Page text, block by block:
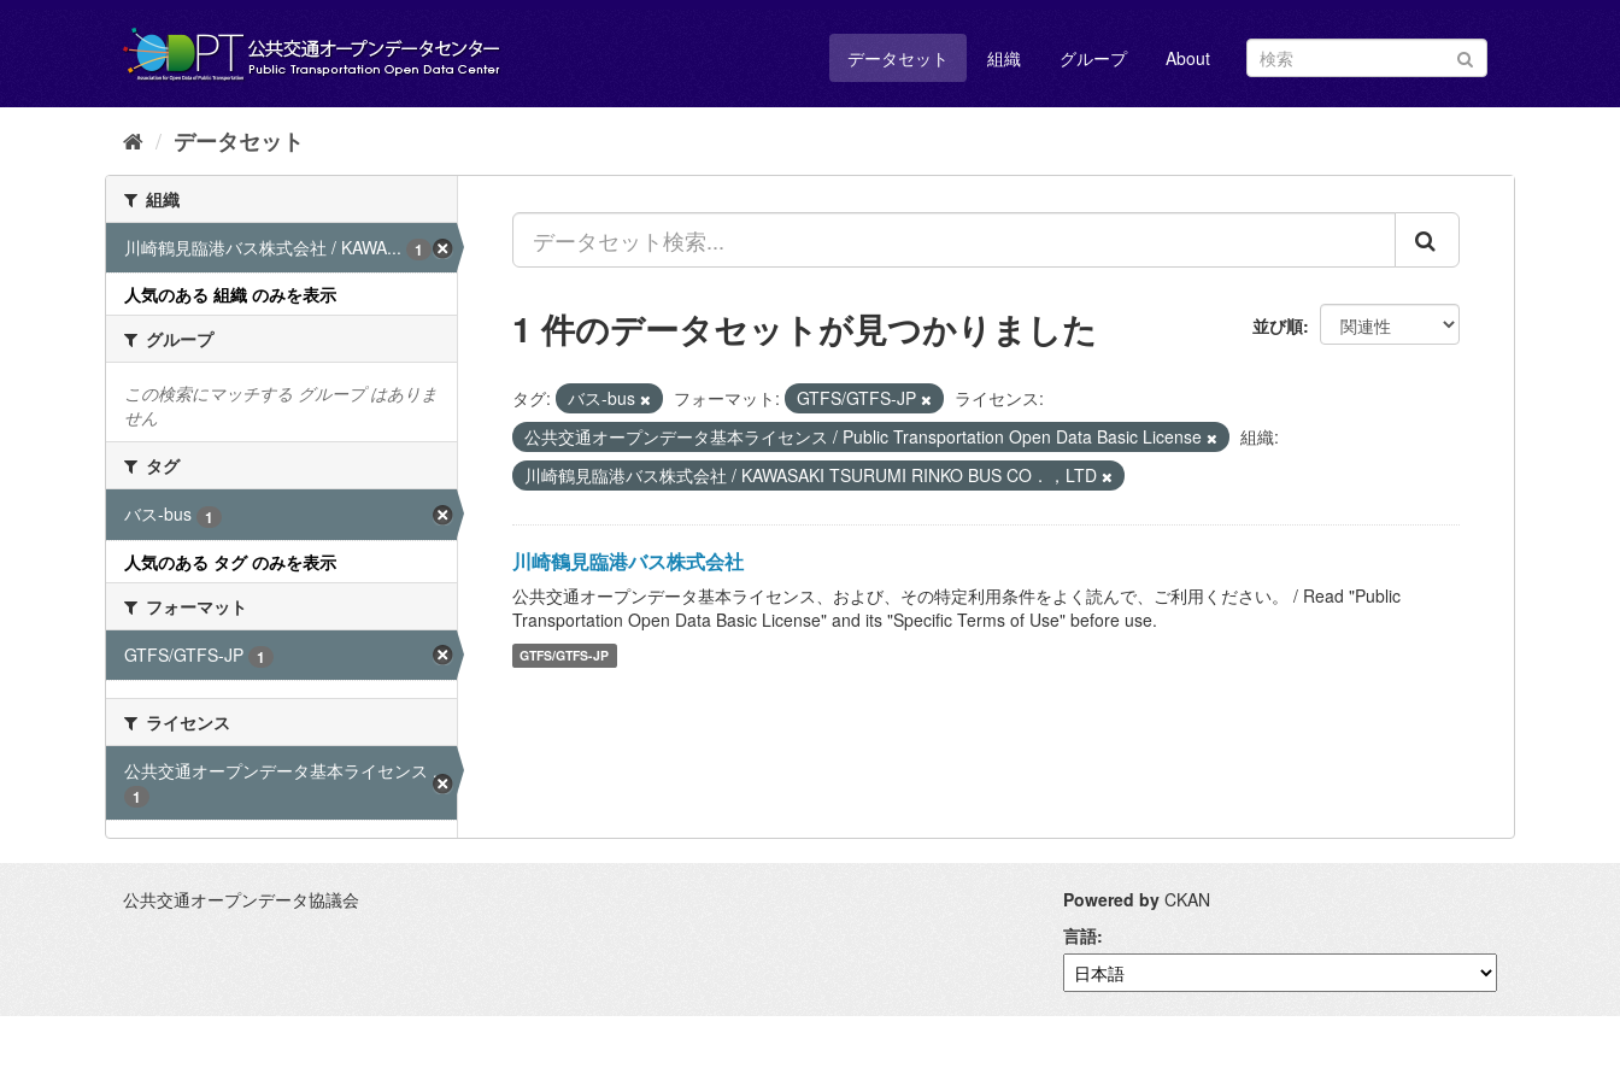
し
データセット 組織 グループ About
データセット
組織
川崎鶴見臨港バス株式会社 / KAWA...
1
人気のある 組織 のみを表示
グループ
この検索にマッチする グループ はありま
せん
タグ
バス-bus
1
人気のある タグ のみを表示
フォーマット
GTFS/GTFS-JP
1
ライセンス
公共交通オープンデータ基本ライセンス ...
1
並び順
1 件のデータセットが見つかりました
タグ: バス-bus フォーマット: GTFS/GTFS-JP
ライセンス:
公共交通オープンデータ基本ライセンス / Public Transportation Open Data Basic License
組織:
川崎鶴見臨港バス株式会社 / KAWASAKI TSURUMI RINKO BUS CO．，LTD
川崎鶴見臨港バス株式会社
公共交通オープンデータ基本ライセンス、および、その特定利用条件をよく読んで、ご利用ください。 / Read "Public
Transportation Open Data Basic License" and its "Specific Terms of Use" before use.
GTFS/GTFS-JP
公共交通オープンデータ協議会 Powered by CKAN
言語